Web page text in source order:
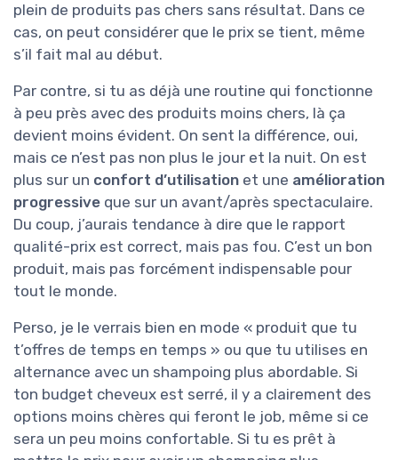
plein de produits pas chers sans résultat. Dans ce
cas, on peut considérer que le prix se tient, même
s’il fait mal au début.
Par contre, si tu as déjà une routine qui fonctionne
à peu près avec des produits moins chers, là ça
devient moins évident. On sent la différence, oui,
mais ce n’est pas non plus le jour et la nuit. On est
plus sur un confort d’utilisation et une amélioration
progressive que sur un avant/après spectaculaire.
Du coup, j’aurais tendance à dire que le rapport
qualité-prix est correct, mais pas fou. C’est un bon
produit, mais pas forcément indispensable pour
tout le monde.
Perso, je le verrais bien en mode « produit que tu
t’offres de temps en temps » ou que tu utilises en
alternance avec un shampoing plus abordable. Si
ton budget cheveux est serré, il y a clairement des
options moins chères qui feront le job, même si ce
sera un peu moins confortable. Si tu es prêt à